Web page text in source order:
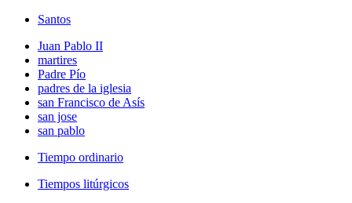
Santos
Juan Pablo II
martires
Padre Pío
padres de la iglesia
san Francisco de Asís
san jose
san pablo
Tiempo ordinario
Tiempos litúrgicos